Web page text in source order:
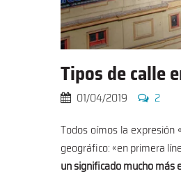
Tipos de calle
01/04/2019
2
Todos oímos la expresión
geográfico: «en primera
un significado mucho más